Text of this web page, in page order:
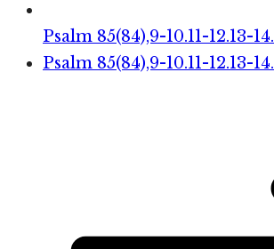
Psalm 85(84),9-10.11-12.13-14.
Psalm 85(84),9-10.11-12.13-14.